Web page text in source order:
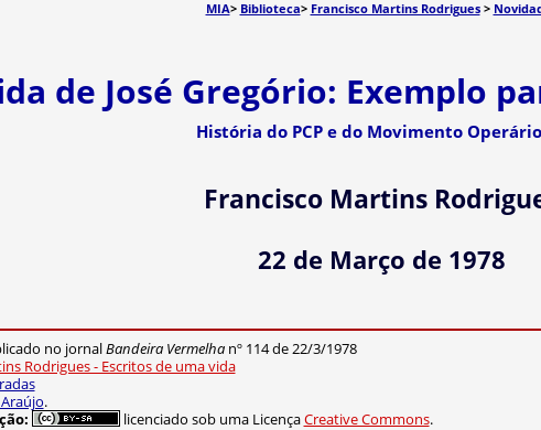
MIA> Biblioteca> Francisco Martins Rodrigues>
de José Gregório: Exemplo
História do PCP e do Movimento
Francisco Martins
22 de Março de 1978
no jornalBandeira Vermelhanº 114 de 22/3/1978
Rodrigues - Escritos de uma vida
.
licenciado sob uma LicençaCreative Commons.